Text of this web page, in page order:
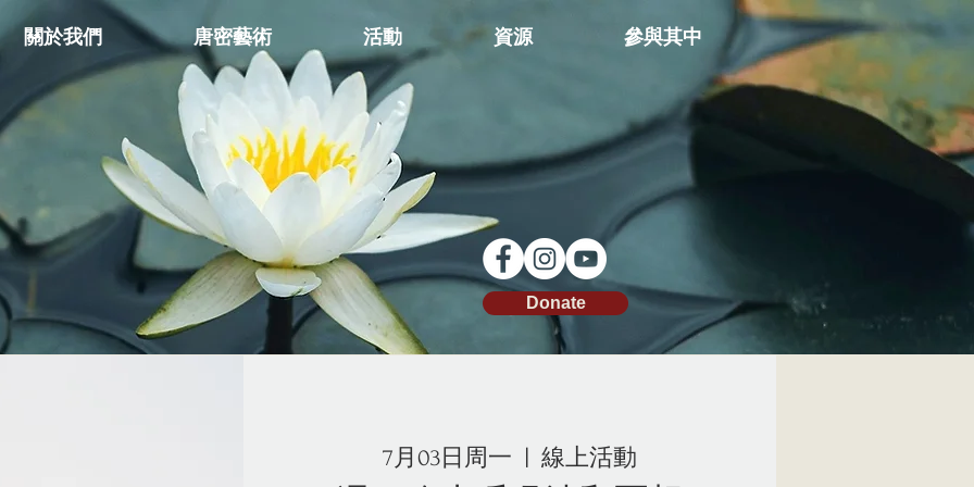
關於我們 唐密藝術 活動 資源 參與其中
Donate
7月03日周一 線上活動